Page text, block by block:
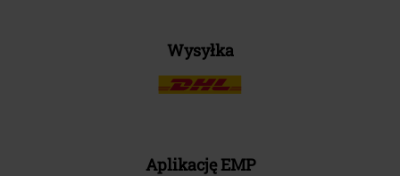
Wysyłka
Aplikację EMP